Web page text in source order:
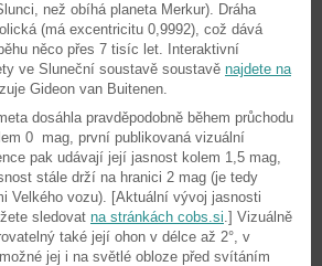
než obíhá planeta Merkur). Dráha
(má excentricitu 0,9992), což dává
něco přes 7 tisíc let. Interaktivní
ve Sluneční soustavě soustavě najdete na
Gideon van Buitenen.
dosáhla pravděpodobně během průchodu
0 mag, první publikovaná vizuální
pak udávají její jasnost kolem 1,5 mag,
stále drží na hranici 2 mag (je tedy
Velkého vozu). [Aktuální vývoj jasnosti
sledovat na stránkách cobs.si.] Vizuálně
také její ohon v délce až 2°, v
jej i na světlé obloze před svítáním